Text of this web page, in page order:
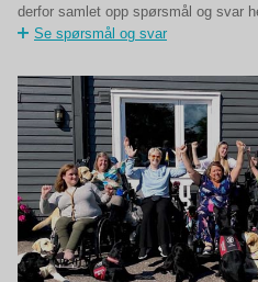
derfor samlet opp spørsmål og svar
Se spørsmål og svar